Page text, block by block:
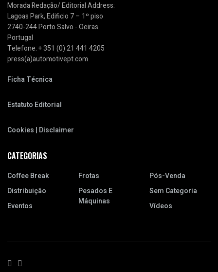
Morada Redação/ Editorial Address:
Lagoas Park, Edificio 7 – 1º piso
2740-244 Porto Salvo - Oeiras
Portugal
Telefone: + 351 (0) 21 441 4205
press(a)automotivept.com
Ficha Técnica
Estatuto Editorial
Cookies | Disclaimer
CATEGORIAS
Coffee Break
Distribuição
Eventos
Frotas
Pesados E
Máquinas
Pós-Venda
Sem Categoria
Vídeos